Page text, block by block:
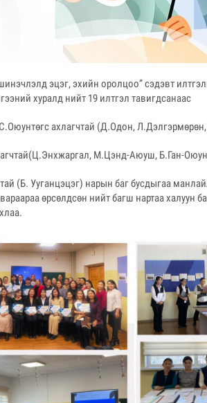
эцэг, эхийн оролцоо” сэдэвт
хуралд нийт 19 илтгэл тавигдсанаас
ахлагчтай (Д.Одон,
М.Цэнд-Аюуш, Б.Ган-
(Б. Ууганцэцэг) нарын баг бусдыгаа
өрсөлдсөн нийт багш нартаа халуун